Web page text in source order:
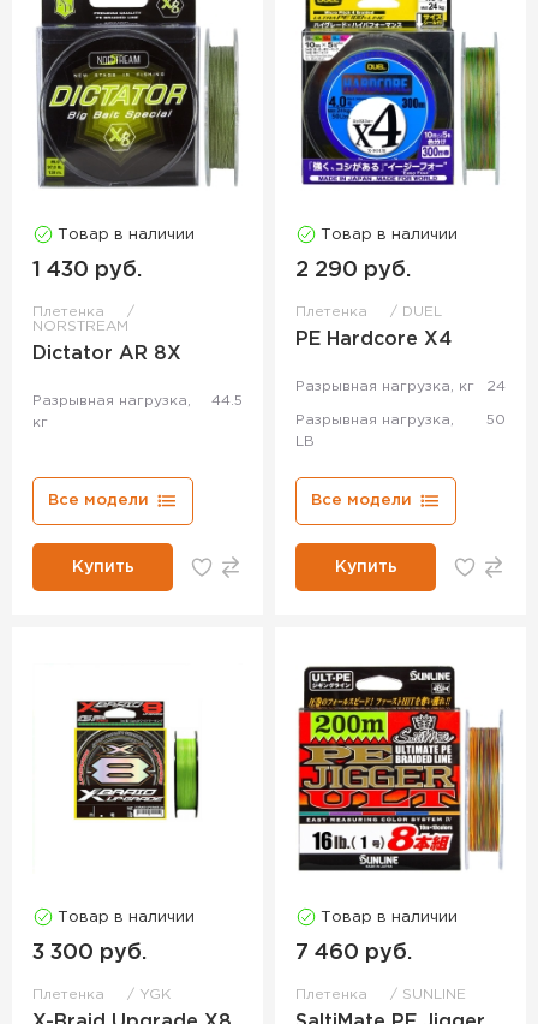
Товар в наличии
1 430 руб.
Плетенка
NORSTREAM
Dictator AR 8X
Разрывная нагрузка,
кг
44.5
Все модели
Купить
Товар в наличии
2 290 руб.
Плетенка DUEL
PE Hardcore X4
Разрывная нагрузка, кг 24
Разрывная нагрузка,
LB
50
Все модели
Купить
Товар в наличии
3 300 руб.
Плетенка YGK
Товар в наличии
7 460 руб.
Плетенка SUNLINE